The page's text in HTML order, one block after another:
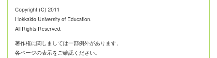
Copyright (C) 2011
Hokkaido University of Education.
All Rights Reserved.
著作権に関しましては一部例外があります。
各ページの表示をご確認ください。